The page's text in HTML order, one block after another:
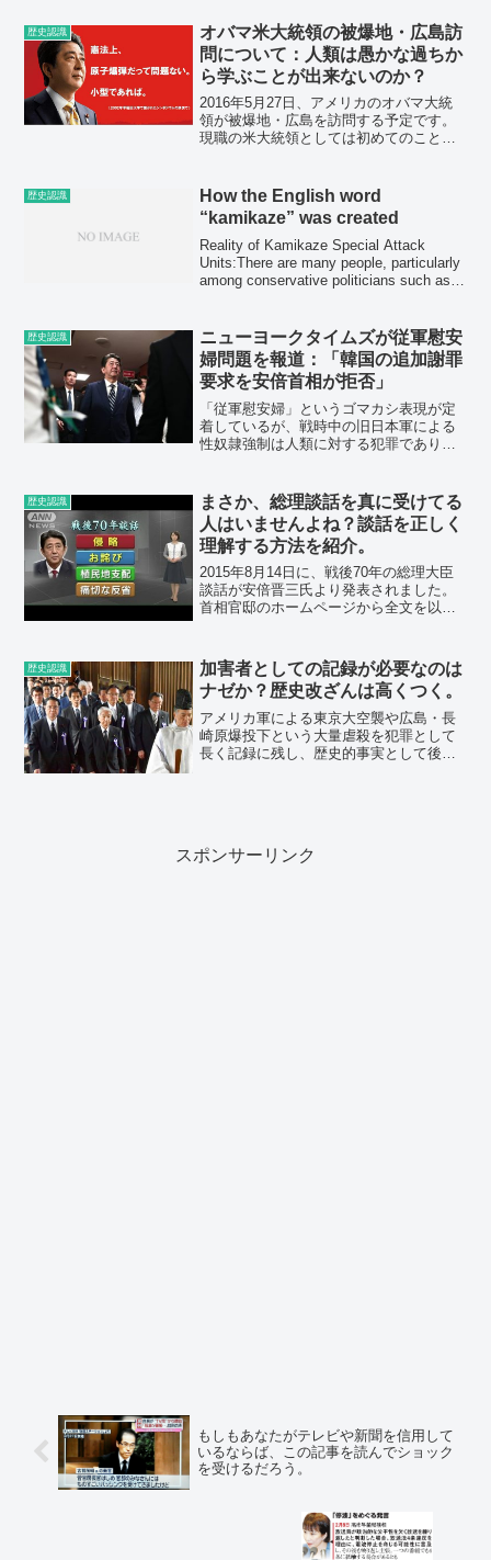
たが、その遺書を読んで、「素晴らし
い！尊敬する。国家の英雄だ！...
歴史認識
オバマ米大統領の被爆地・広島訪
問について：人類は愚かな過ちか
ら学ぶことが出来ないのか？
2016年5月27日、アメリカのオバマ大統
領が被爆地・広島を訪問する予定です。
現職の米大統領としては初めてのことで
投下しましたが、これは、核兵器を虐殺
目的で故意に使用...
歴史認識
How the English word
“kamikaze” was created
Reality of Kamikaze Special Attack
Units:There are many people, particularly
among conservative politicians such as
歴史認識
ニューヨークタイムズが従軍慰安
婦問題を報道：「韓国の追加謝罪
要求を安倍首相が拒否」
「従軍慰安婦」というゴマカシ表現が定
着しているが、戦時中の旧日本軍による
性奴隷強制は人類に対する犯罪であり、
で、旧日本軍による性奴隷強制を韓国側
からの言いがかりと受け止め...
歴史認識
まさか、総理談話を真に受けてる
人はいませんよね？談話を正しく
理解する方法を紹介。
2015年8月14日に、戦後70年の総理大臣
談話が安倍晋三氏より発表されました。
首相官邸のホームページから全文を以下
を迎えるにあたり、先の大戦への道の
り、戦後の歩み、二十...
歴史認識
加害者としての記録が必要なのは
ナゼか？歴史改ざんは高くつく。
アメリカ軍による東京大空襲や広島・長
崎原爆投下という大量虐殺を犯罪として
長く記録に残し、歴史的事実として後世
スポンサーリンク
もしもあなたがテレビや新聞を信用して
いるならば、この記事を読んでショック
を受けるだろう。